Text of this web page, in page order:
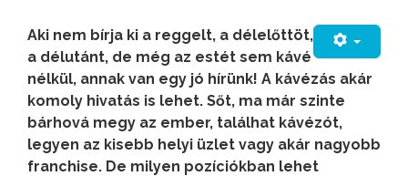
Aki nem bírja ki a reggelt, a délelőttöt,
a délutánt, de még az estét sem kávé
nélkül, annak van egy jó hírünk! A kávézás akár
komoly hivatás is lehet. Sőt, ma már szinte
bárhová megy az ember, találhat kávézót,
legyen az kisebb helyi üzlet vagy akár nagyobb
franchise. De milyen pozíciókban lehet